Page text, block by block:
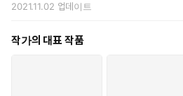
2021.11.02 업데이트
작가의 대표 작품